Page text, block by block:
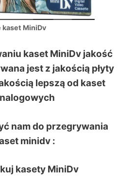
kaset MiniDv
kaset MiniDv jakość
jest z jakością płyty
lepszą od kaset
nam do przegrywania
minidv :
kasety MiniDv